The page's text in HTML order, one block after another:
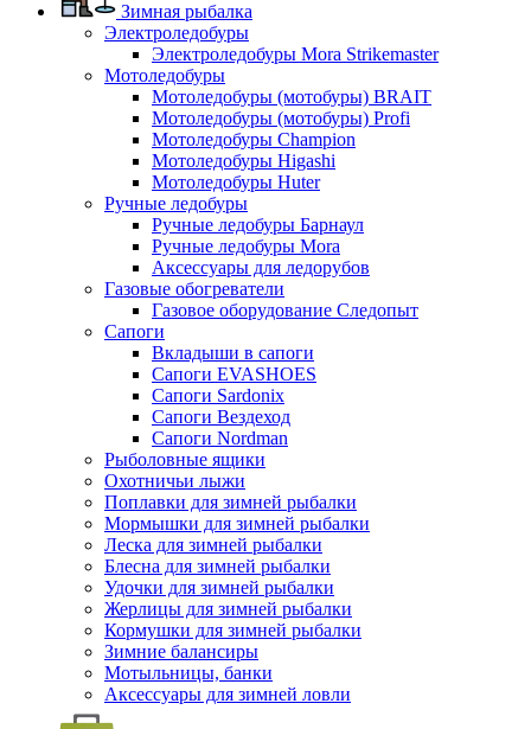
Зимная рыбалка
Электроледобуры
Электроледобуры Mora Strikemaster
Мотоледобуры
Мотоледобуры (мотобуры) BRAIT
Мотоледобуры (мотобуры) Profi
Мотоледобуры Champion
Мотоледобуры Higashi
Мотоледобуры Huter
Ручные ледобуры
Ручные ледобуры Барнаул
Ручные ледобуры Mora
Аксессуары для ледорубов
Газовые обогреватели
Газовое оборудование Следопыт
Сапоги
Вкладыши в сапоги
Сапоги EVASHOES
Сапоги Sardonix
Сапоги Вездеход
Сапоги Nordman
Рыболовные ящики
Охотничьи лыжи
Поплавки для зимней рыбалки
Мормышки для зимней рыбалки
Леска для зимней рыбалки
Блесна для зимней рыбалки
Удочки для зимней рыбалки
Жерлицы для зимней рыбалки
Кормушки для зимней рыбалки
Зимние балансиры
Мотыльницы, банки
Аксессуары для зимней ловли